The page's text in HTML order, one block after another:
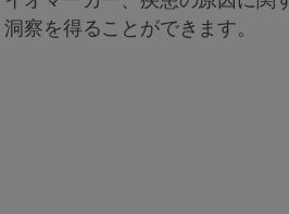
洞察を得ることができます。